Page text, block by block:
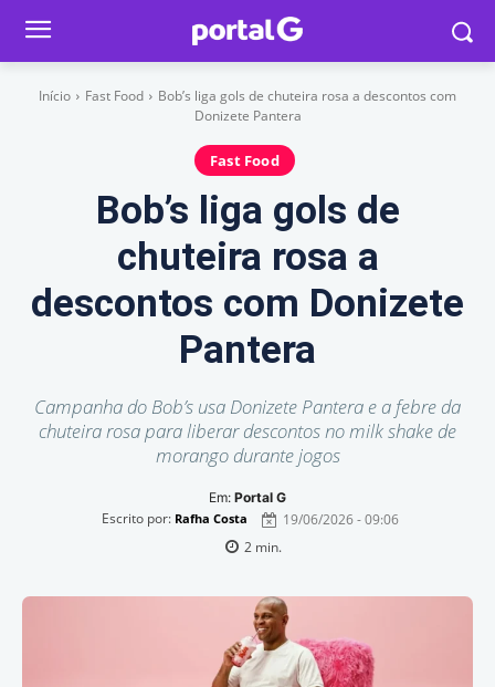
Início Fast Food
Bob’s liga gols de chuteira rosa a descontos com
Donizete Pantera
Fast Food
Bob’s liga gols de
chuteira rosa a
descontos com Donizete
Pantera
Campanha do Bob’s usa Donizete Pantera e a febre da
chuteira rosa para liberar descontos no milk shake de
morango durante jogos
Em: Portal G
Escrito por: Rafha Costa
19/06/2026 - 09:06
2min.